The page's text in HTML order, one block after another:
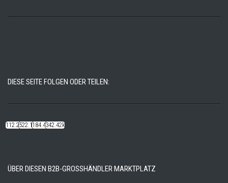
DIESE SEITE FOLGEN ODER TEILEN:
112.22k522.14k184.48k342.42k
ÜBER DIESEN B2B-GROSSHÄNDLER MARKTPLATZ